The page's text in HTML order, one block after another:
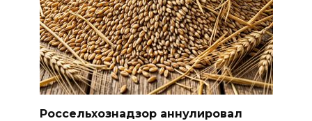
Россельхознадзор аннулировал